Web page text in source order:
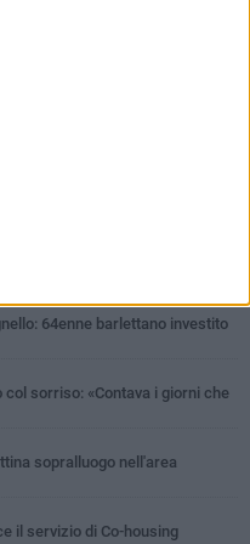
64enne barlettano investito
sorriso: «Contava i giorni che
sopralluogo nell'area
il servizio di Co-housing